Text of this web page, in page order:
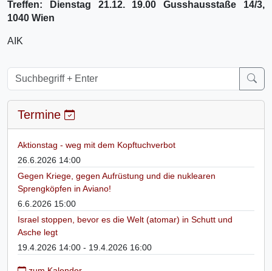
Treffen: Dienstag 21.12. 19.00 Gusshausstaße 14/3,
1040 Wien
AIK
Termine
Aktionstag - weg mit dem Kopftuchverbot
26.6.2026 14:00
Gegen Kriege, gegen Aufrüstung und die nuklearen
Sprengköpfen in Aviano!
6.6.2026 15:00
Israel stoppen, bevor es die Welt (atomar) in Schutt und
Asche legt
19.4.2026 14:00 - 19.4.2026 16:00